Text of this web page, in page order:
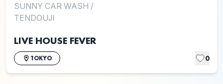
SUNNY CAR WASH /
TENDOUJI
LIVE HOUSE FEVER
TOKYO 0